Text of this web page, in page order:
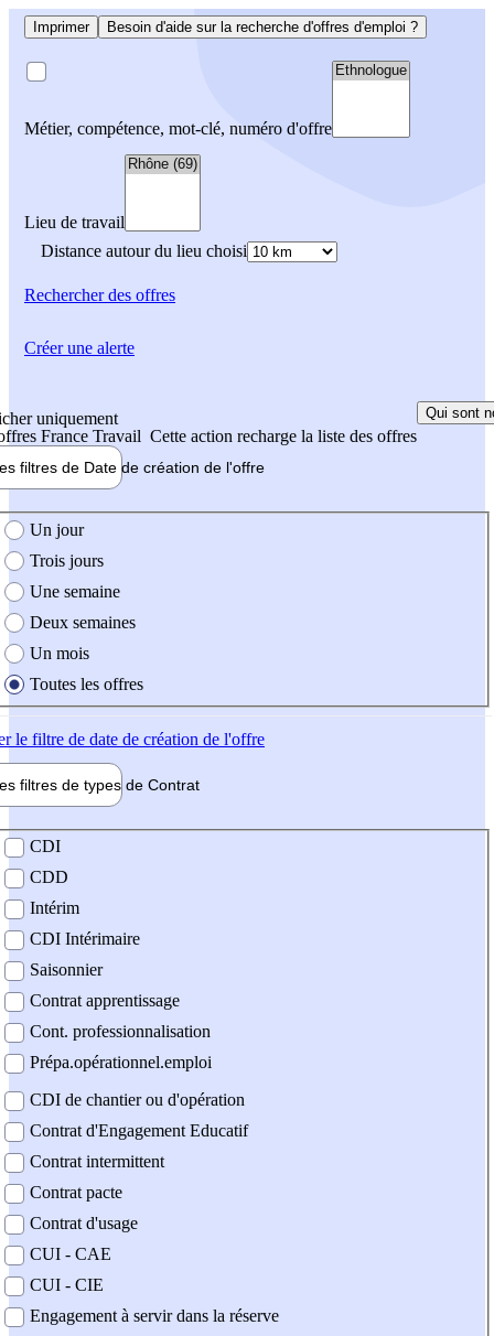
Imprimer Besoin d'aide sur la recherche d'offres d'emploi ?
Métier, compétence, mot-clé, numéro d'offre
Lieu de travail
Distance autour du lieu choisi
Rechercherdes offres
uniquement
France Travail Cette action recharge la liste des offres
Qui sont
filtres de Date de création de l'offre
création de l'offre
Un jour
Trois jours
Une semaine
Deux semaines
Un mois
Toutes les offres
le filtre de date de création de l'offre
filtres de types de Contrat
contrat
CDI
CDD
Intérim
CDI Intérimaire
Saisonnier
Contrat apprentissage
Cont. professionnalisation
Prépa.opérationnel.emploi
CDI de chantier ou d'opération
Contrat d'Engagement Educatif
Contrat intermittent
Contrat pacte
Contrat d'usage
CUI - CAE
CUI - CIE
Engagement à servir dans la réserve
Créer une alerte